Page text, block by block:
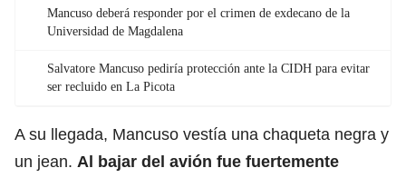
Mancuso deberá responder por el crimen de exdecano de la
Universidad de Magdalena
Salvatore Mancuso pediría protección ante la CIDH para evitar
ser recluido en La Picota
A su llegada, Mancuso vestía una chaqueta negra y
un jean. Al bajar del avión fue fuertemente